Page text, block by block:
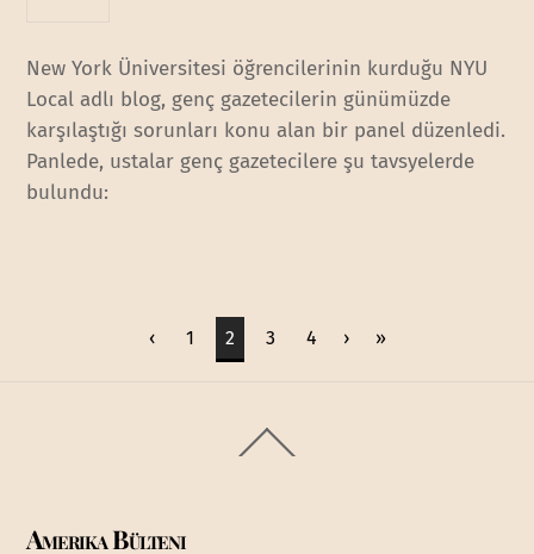
New York Üniversitesi öğrencilerinin kurduğu NYU
Local adlı blog, genç gazetecilerin günümüzde
karşılaştığı sorunları konu alan bir panel düzenledi.
Panlede, ustalar genç gazetecilere şu tavsyelerde
bulundu:
‹ 1 2 3 4 › »
To
Amerika Bülteni